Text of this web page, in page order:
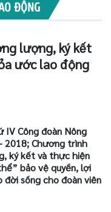
ĐỘNG
lượng, ký kết
ước lao động
Công đoàn Nông
2018; Chương trình
ký kết và thực hiện
bảo vệ quyền, lợi
đời sống cho đoàn viên